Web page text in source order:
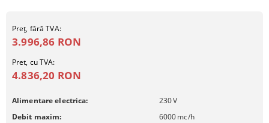
Preţ, fără TVA:
3.996,86 RON
Pret, cu TVA:
4.836,20 RON
Alimentare electrica: 230V
Debit maxim:
6000mc/h